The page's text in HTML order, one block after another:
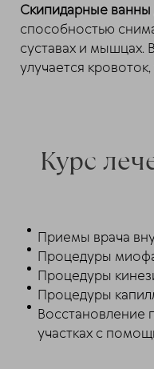
Скипидарные ванны
способностью
суставах и мышцах.
улучается
Курс
Приемы врача
Процедуры
Процедуры
Процедуры
Восстановление
участках с